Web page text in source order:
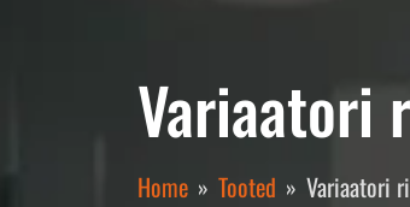
Variaatori
Home Tooted Variaatori